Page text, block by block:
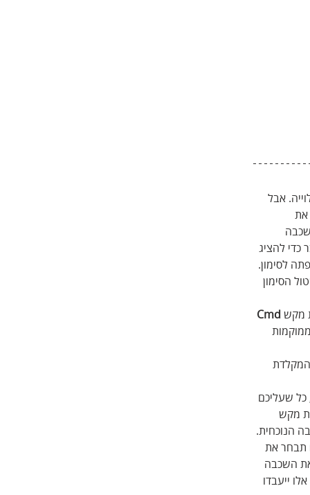
אבל
את
להציג
לסימון.
הסימון
מקש Cmd
המקלדת
כל שעליכם
מקש
הנוכחית.
תבחר את
השכבה
ייעבדו